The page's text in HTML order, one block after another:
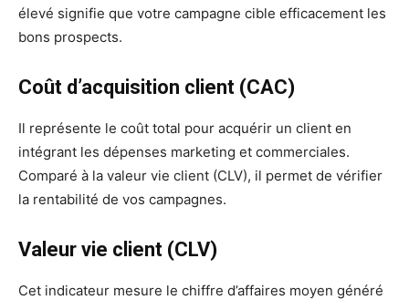
élevé signifie que votre campagne cible efficacement les
bons prospects.
Coût d’acquisition client (CAC)
Il représente le coût total pour acquérir un client en
intégrant les dépenses marketing et commerciales.
Comparé à la valeur vie client (CLV), il permet de vérifier
la rentabilité de vos campagnes.
Valeur vie client (CLV)
Cet indicateur mesure le chiffre d’affaires moyen généré